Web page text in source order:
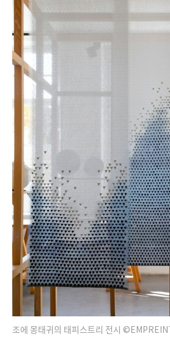
조에 몽태귀의 태피스트리 전시